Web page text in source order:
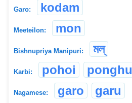
Garo: kodam
Meeteilon: mon
Bishnupriya Manipuri: মল্
Karbi: pohoi ponghu
Nagamese: garo garu